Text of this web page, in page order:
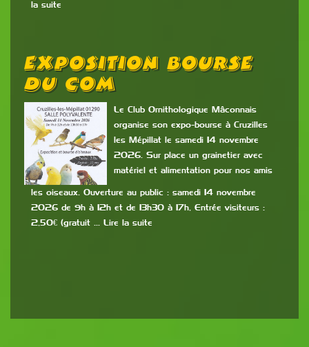
la suite
Exposition Bourse
Du COM
Le Club Ornithologique Mâconnais
organise son expo-bourse à Cruzilles
les Mépillat le samedi 14 novembre
2026. Sur place un grainetier avec
matériel et alimentation pour nos amis
les oiseaux. Ouverture au public : samedi 14 novembre
2026 de 9h à 12h et de 13h30 à 17h, Entrée visiteurs :
2,50€ (gratuit … Lire la suite